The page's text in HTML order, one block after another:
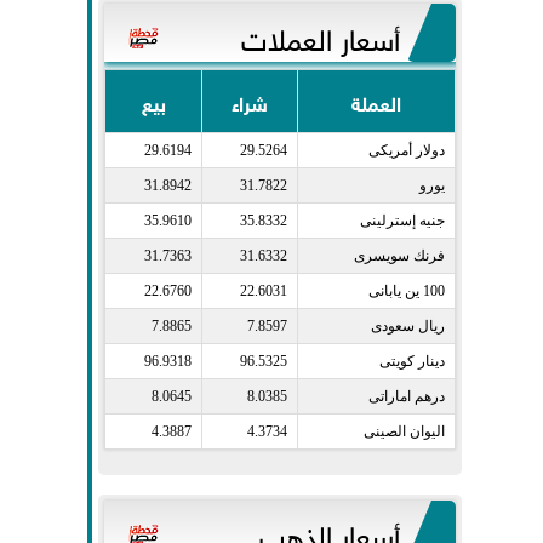
أسعار العملات
العملة شراء بيع
دولار أمريكى​ 29.5264
29.6194
يورو​ 31.7822
31.8942
جنيه إسترلينى​ 35.8332
35.9610
فرنك سويسرى​ 31.6332
31.7363
100 ين يابانى​ 22.6031
22.6760
ريال سعودى​ 7.8597
7.8865
دينار كويتى​ 96.5325
96.9318
درهم اماراتى​ 8.0385
8.0645
اليوان الصينى​ 4.3734
4.3887
أسعار الذهب